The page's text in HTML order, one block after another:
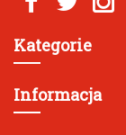
Kategorie
Informacja